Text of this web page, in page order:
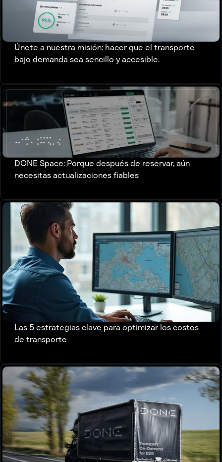
Únete a nuestra misión: hacer que el transporte
bajo demanda sea sencillo y accesible.
DONE Space: Porque después de reservar, aún
necesitas actualizaciones fiables
Las 5 estrategias clave para optimizar los costos
de transporte